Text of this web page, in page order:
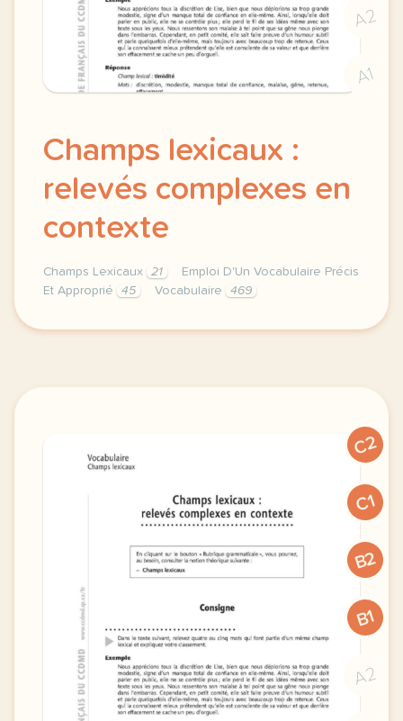
A2
A1
Champs lexicaux :
relevés complexes en
contexte
Champs Lexicaux 21
Emploi D'Un Vocabulaire Précis
Et Approprié
45 Vocabulaire 469
champs lexicaux vocabulaire releves complexes
C2
C1
B2
B1
A2